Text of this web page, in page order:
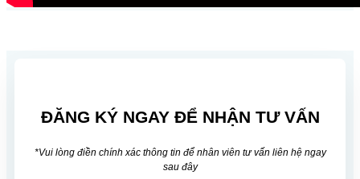
ĐĂNG KÝ NGAY ĐỂ NHẬN TƯ VẤN
*Vui lòng điền chính xác thông tin để nhân viên tư vấn liên hệ ngay
sau đây